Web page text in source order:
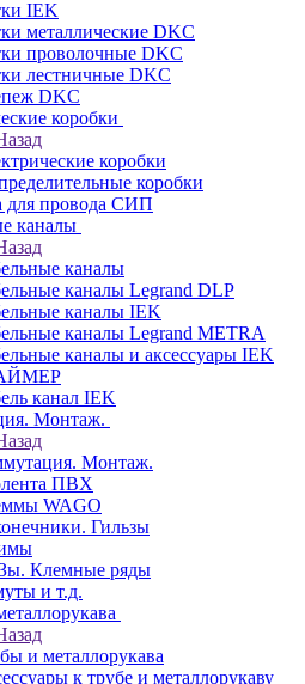
IEK
металлические DKC
проволочные DKC
лестничные DKC
DKC
коробки
коробки
коробки
для провода СИП
каналы
каналы
каналы Legrand DLP
каналы IEK
каналы Legrand METRA
каналы и аксессуары IEK
канал IEK
Монтаж.
Монтаж.
ПВХ
WAGO
Гильзы
Клемные ряды
и т.д.
и металлорукава
к трубе и металлорукаву